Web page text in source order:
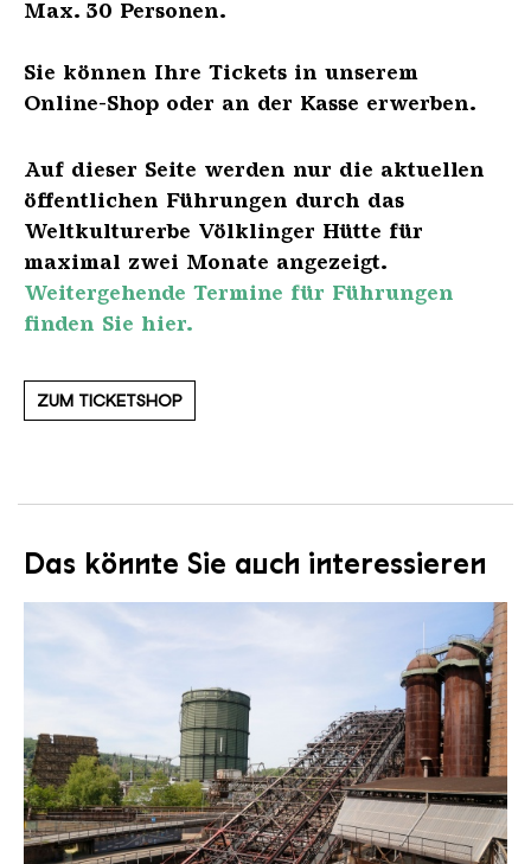
Max. 30 Personen.
Sie können Ihre Tickets in unserem
Online-Shop oder an der Kasse erwerben.
Auf dieser Seite werden nur die aktuellen
öffentlichen Führungen durch das
Weltkulturerbe Völklinger Hütte für
maximal zwei Monate angezeigt.
Weitergehende Termine für Führungen
finden Sie hier.
ZUM TICKETSHOP
Das könnte Sie auch interessieren